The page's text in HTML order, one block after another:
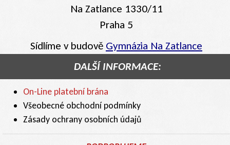
Na Zatlance 1330/11
Praha 5
Sídlíme v budově Gymnázia Na Zatlance
DALŠÍ INFORMACE:
On-Line platební brána
Všeobecné obchodní podmínky
Zásady ochrany osobních údajů